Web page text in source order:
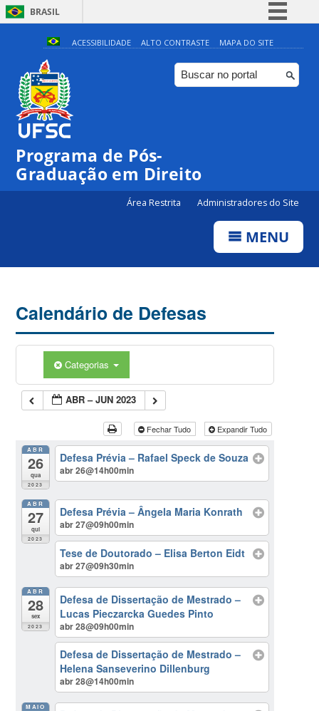
BRASIL
Simplifique!
Comunica BR
Participe
ACESSIBILIDADE ALTO CONTRASTE MAPA DO SITE
Programa de Pós-
Graduação em Direito
Área Restrita Administradores do Site
MENU
Calendário de Defesas
Categorias
ABR – JUN 2023
Fechar Tudo Expandir Tudo
ABR
26
qua
2023
Defesa Prévia – Rafael Speck de Souza
abr 26@14h00min
ABR
27
qui
2023
Defesa Prévia – Ângela Maria Konrath
abr 27@09h00min
Tese de Doutorado – Elisa Berton Eidt
abr 27@09h30min
ABR
28
sex
2023
Defesa de Dissertação de Mestrado –
Lucas Pieczarcka Guedes Pinto
abr 28@09h00min
Defesa de Dissertação de Mestrado –
Helena Sanseverino Dillenburg
abr 28@14h00min
MAIO